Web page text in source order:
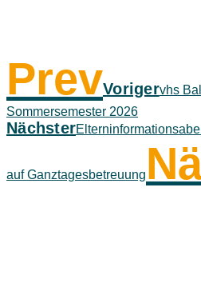
PrevVorigervhs
Sommersemester 2026
Nächster
auf Ganztagesbetreuung